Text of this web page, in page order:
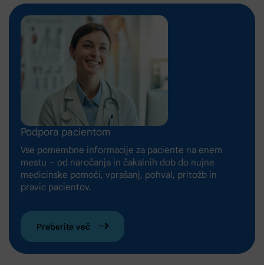
Podpora pacientom
Vse pomembne informacije za paciente na enem
mestu – od naročanja in čakalnih dob do nujne
medicinske pomoči, vprašanj, pohval, pritožb in
pravic pacientov.
Preberite več